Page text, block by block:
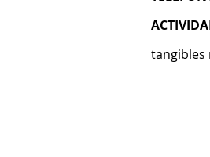
tangibles